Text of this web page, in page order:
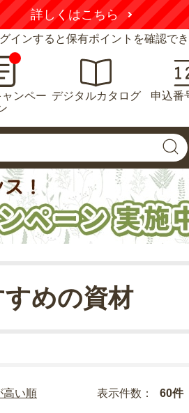
詳しくはこちら
インすると保有ポイントを確認でき
ンペー デジタルカタログ 申込番
めの資材
高い順 表示件数： 60件